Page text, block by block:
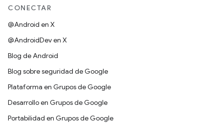
CONECTAR
@Android en X
@AndroidDev en X
Blog de Android
Blog sobre seguridad de Google
Plataforma en Grupos de Google
Desarrollo en Grupos de Google
Portabilidad en Grupos de Google